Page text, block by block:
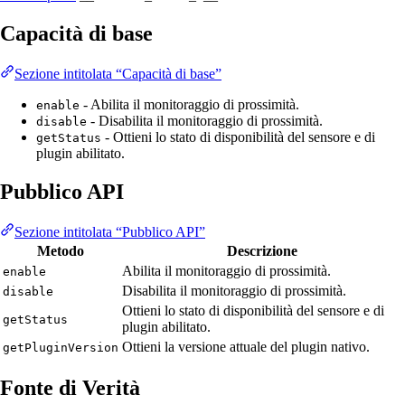
Capacità di base
Sezione intitolata “Capacità di base”
enable - Abilita il monitoraggio di prossimità.
disable - Disabilita il monitoraggio di prossimità.
getStatus - Ottieni lo stato di disponibilità del sensore e di
plugin abilitato.
Pubblico API
Sezione intitolata “Pubblico API”
Metodo
Descrizione
enable Abilita il monitoraggio di prossimità.
disable Disabilita il monitoraggio di prossimità.
getStatus
Ottieni lo stato di disponibilità del sensore e di
plugin abilitato.
getPluginVersion Ottieni la versione attuale del plugin nativo.
Fonte di Verità